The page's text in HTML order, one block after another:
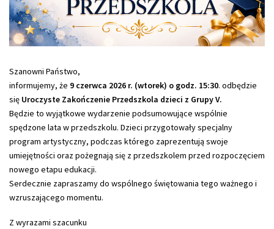
Szanowni Państwo,
informujemy, że 9 czerwca 2026 r. (wtorek) o godz. 15:30. odbędzie
się Uroczyste Zakończenie Przedszkola dzieci z Grupy V.
Będzie to wyjątkowe wydarzenie podsumowujące wspólnie
spędzone lata w przedszkolu. Dzieci przygotowały specjalny
program artystyczny, podczas którego zaprezentują swoje
umiejętności oraz pożegnają się z przedszkolem przed rozpoczęciem
nowego etapu edukacji.
Serdecznie zapraszamy do wspólnego świętowania tego ważnego i
wzruszającego momentu.
Z wyrazami szacunku